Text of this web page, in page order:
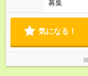
募集
気になる！